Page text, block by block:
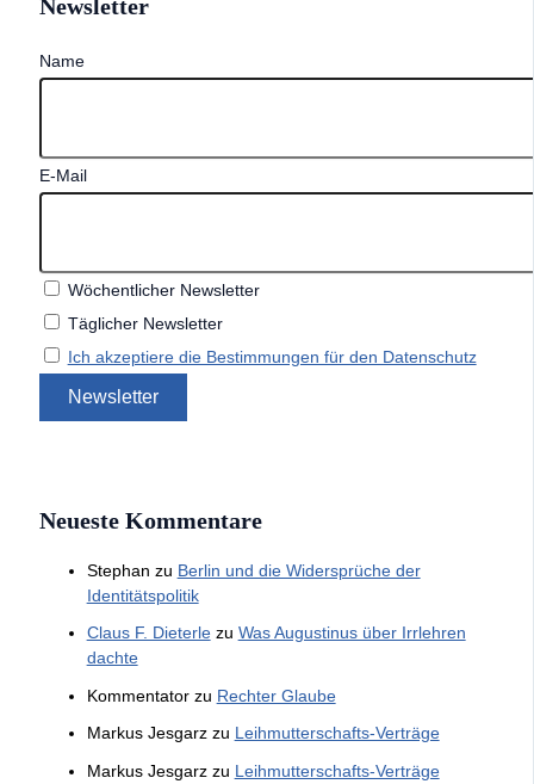
Newsletter
Name
E-Mail
Wöchentlicher Newsletter
Täglicher Newsletter
Ich akzeptiere die Bestimmungen für den Datenschutz
Neueste Kommentare
Stephan zu Berlin und die Widersprüche der
Identitätspolitik
Claus F. Dieterlezu Was Augustinus über Irrlehren
dachte
Kommentatorzu Rechter Glaube
Markus Jesgarzzu Leihmutterschafts-Verträge
Markus Jesgarzzu Leihmutterschafts-Verträge